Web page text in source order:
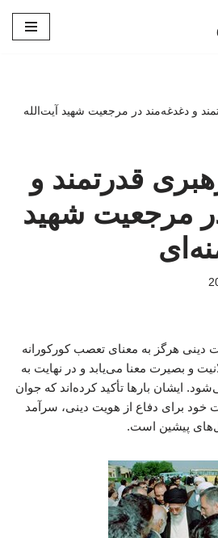
و دغدغه‌مند در مرجعیت شهید آیت‌الله
قدرتمند و
مرجعیت شهید
دینی هرگز به معنای تعصب کورکورانه
و بصیرت معنا می‌یابد و در نهایت به
ایشان بارها تأکید کرده‌اند که جوان
برای دفاع از هویت دینی، سرآمد
پیشین است.